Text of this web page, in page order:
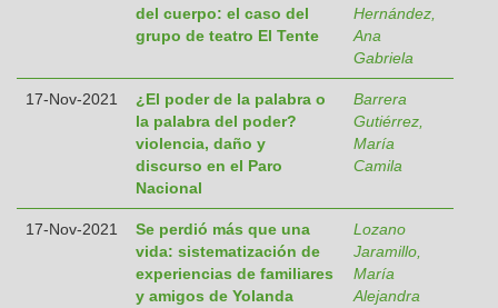
del cuerpo: el caso del
grupo de teatro El Tente
Hernández,
Ana
Gabriela
17-Nov-2021
¿El poder de la palabra o
la palabra del poder?
violencia, daño y
discurso en el Paro
Nacional
Barrera
Gutiérrez,
María
Camila
17-Nov-2021
Se perdió más que una
vida: sistematización de
experiencias de familiares
y amigos de Yolanda
Lozano
Jaramillo,
María
Alejandra